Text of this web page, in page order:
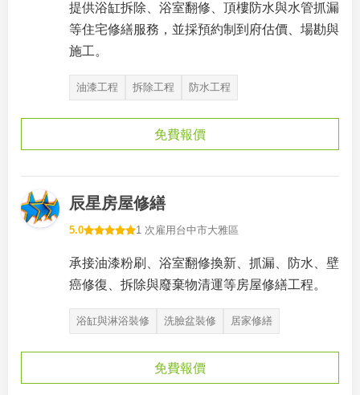
提供浴缸拆除、浴室翻修、頂樓防水與水管抓漏
等住宅修繕服務，並採預約制到府估價、場勘與
施工。
油漆工程 拆除工程 防水工程
免費報價
辰星房屋修繕
5.0 1 次雇用 台中市大雅區
承接油漆粉刷、浴室翻修換新、抓漏、防水、壁
癌修復、拆除與廢棄物清運等房屋修繕工程。
浴缸與淋浴裝修 洗臉盆裝修 居家修繕
免費報價